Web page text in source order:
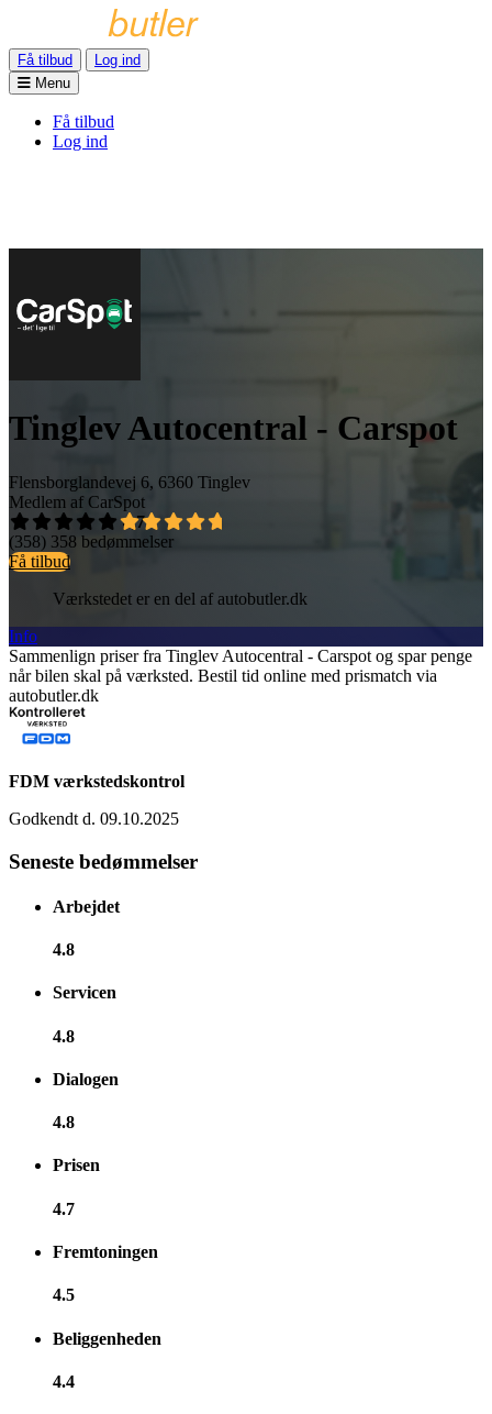
Få tilbud
Log ind
Menu
Få tilbud
Log ind
Tinglev Autocentral - Carspot
Flensborglandevej 6, 6360 Tinglev
Medlem af CarSpot
4,7
(358) 358 bedømmelser
Få tilbud
Værkstedet er en del af autobutler.dk
Info
Sammenlign priser fra Tinglev Autocentral - Carspot og spar penge
når bilen skal på værksted. Bestil tid online med prismatch via
autobutler.dk
FDM værkstedskontrol
Godkendt d. 09.10.2025
Seneste bedømmelser
Arbejdet
4.8
Servicen
4.8
Dialogen
4.8
Prisen
4.7
Fremtoningen
4.5
Beliggenheden
4.4